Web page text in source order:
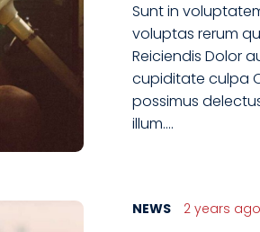
Sunt in
voluptas rerum
Reiciendis Dolor
cupiditate culpa
possimus
illum.…
NEWS 2 years ago